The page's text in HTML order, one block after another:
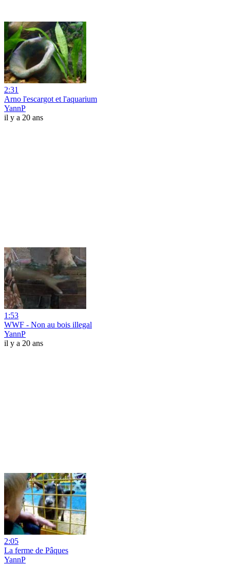
2:31
Arno l'escargot et l'aquarium
YannP
il y a 20 ans
1:53
WWF - Non au bois illegal
YannP
il y a 20 ans
2:05
La ferme de Pâques
YannP